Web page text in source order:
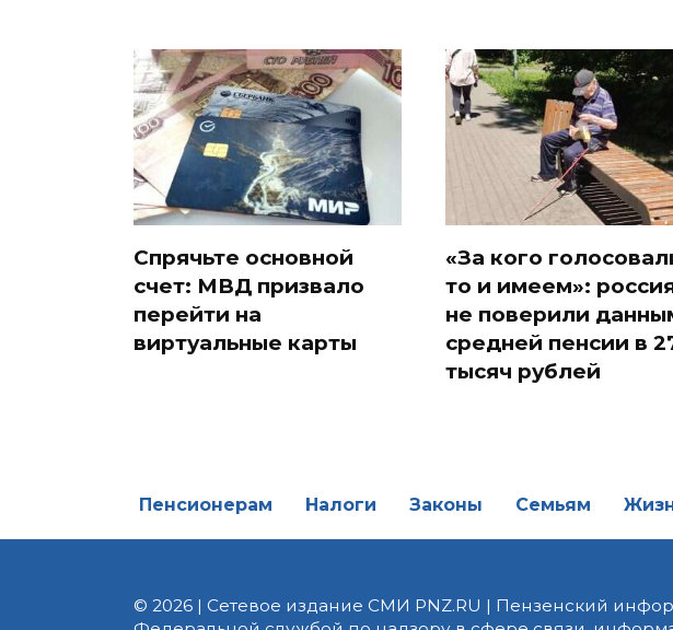
Спрячьте основной
счет: МВД призвало
перейти на
виртуальные карты
«За кого
то и имеем»:
не поверили
средней пенсии в
тысяч рублей
Пенсионерам Налоги Законы Семьям
© 2026 | Сетевое издание СМИ PNZ.RU | Пензенский